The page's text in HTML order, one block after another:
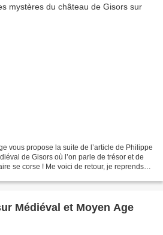
vous propose la suite de l’article de Philippe
de Gisors où l’on parle de trésor et de
se corse ! Me voici de retour, je reprends
Médiéval et Moyen Age